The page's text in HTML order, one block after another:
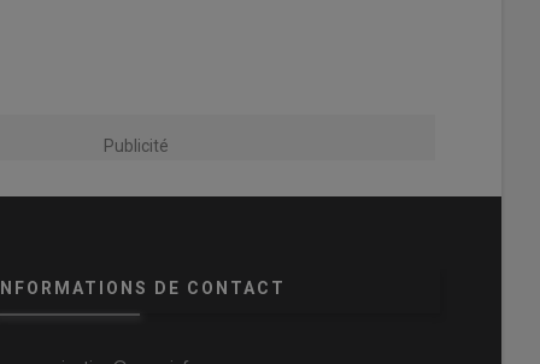
Publicité
INFORMATIONS DE CONTACT